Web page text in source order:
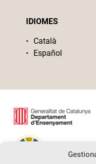
IDIOMES
Català
Español